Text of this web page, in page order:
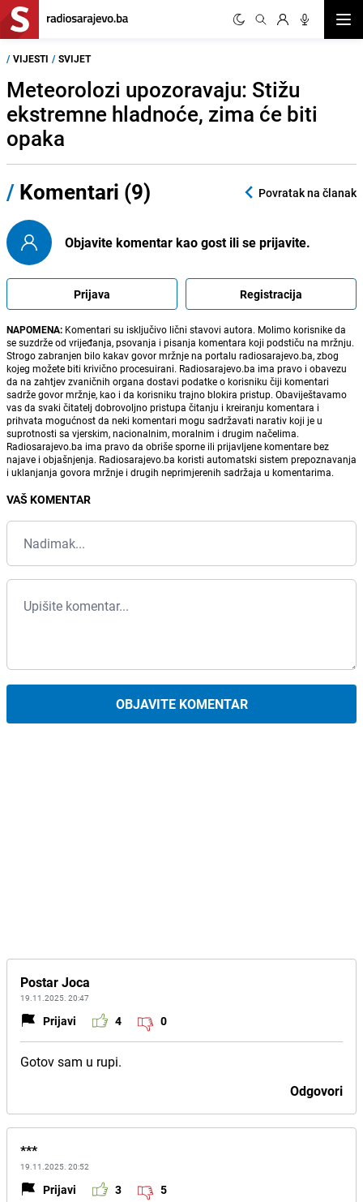
/ VIJESTI / SVIJET
Meteorolozi upozoravaju: Stižu
ekstremne hladnoće, zima će biti
opaka
/ Komentari (9) Povratak na članak
Objavite komentar kao gost ili se prijavite.
Prijava Registracija
NAPOMENA: Komentari su isključivo lični stavovi autora. Molimo korisnike da
se suzdrže od vrijeđanja, psovanja i pisanja komentara koji podstiču na mržnju.
Strogo zabranjen bilo kakav govor mržnje na portalu radiosarajevo.ba, zbog
kojeg možete biti krivično procesuirani. Radiosarajevo.ba ima pravo i obavezu
da na zahtjev zvaničnih organa dostavi podatke o korisniku čiji komentari
sadrže govor mržnje, kao i da korisniku trajno blokira pristup. Obaviještavamo
vas da svaki čitatelj dobrovoljno pristupa čitanju i kreiranju komentara i
prihvata mogućnost da neki komentari mogu sadržavati narativ koji je u
suprotnosti sa vjerskim, nacionalnim, moralnim i drugim načelima.
Radiosarajevo.ba ima pravo da obriše sporne ili prijavljene komentare bez
najave i objašnjenja. Radiosarajevo.ba koristi automatski sistem prepoznavanja
i uklanjanja govora mržnje i drugih neprimjerenih sadržaja u komentarima.
VAŠ KOMENTAR
OBJAVITE KOMENTAR
Postar Joca
19.11.2025. 20:47
Prijavi 4 0
Gotov sam u rupi.
Odgovori
***
19.11.2025. 20:52
Prijavi 3 5